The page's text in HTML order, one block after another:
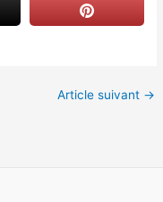
Article suivant →